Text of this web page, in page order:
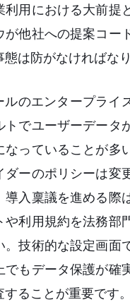
利用における大前提
が他社への提案コー
は防がなければなり
ルのエンタープライ
トでユーザーデータ
なっていることが多
ダーのポリシーは変
導入稟議を進める際
や利用規約を法務部
。技術的な設定画面
でもデータ保護が確
ることが重要です。